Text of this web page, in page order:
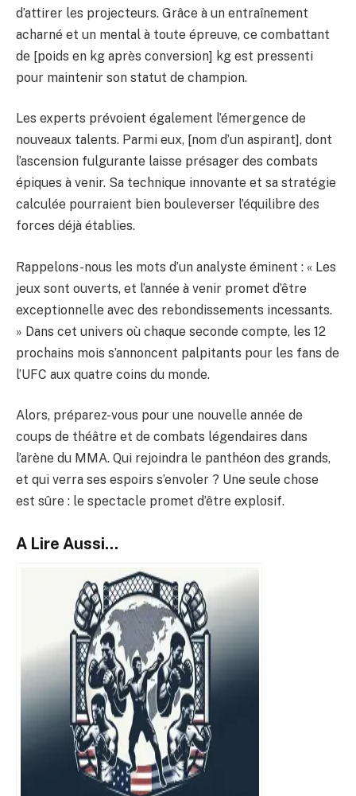
d’attirer les projecteurs. Grâce à un entraînement
acharné et un mental à toute épreuve, ce combattant
de [poids en kg après conversion] kg est pressenti
pour maintenir son statut de champion.
Les experts prévoient également l’émergence de
nouveaux talents. Parmi eux, [nom d’un aspirant], dont
l’ascension fulgurante laisse présager des combats
épiques à venir. Sa technique innovante et sa stratégie
calculée pourraient bien bouleverser l’équilibre des
forces déjà établies.
Rappelons-nous les mots d’un analyste éminent : « Les
jeux sont ouverts, et l’année à venir promet d’être
exceptionnelle avec des rebondissements incessants.
» Dans cet univers où chaque seconde compte, les 12
prochains mois s’annoncent palpitants pour les fans de
l’UFC aux quatre coins du monde.
Alors, préparez-vous pour une nouvelle année de
coups de théâtre et de combats légendaires dans
l’arène du MMA. Qui rejoindra le panthéon des grands,
et qui verra ses espoirs s’envoler ? Une seule chose
est sûre : le spectacle promet d’être explosif.
A Lire Aussi...